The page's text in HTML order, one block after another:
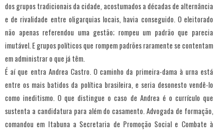
dos grupos tradicionais da cidade, acostumados a décadas de alternância
e de rivalidade entre oligarquias locais, havia conseguido. O eleitorado
não apenas referendou uma gestão; rompeu um padrão que parecia
imutável. E grupos políticos que rompem padrões raramente se contentam
em administrar o que já têm.
É aí que entra Andrea Castro. O caminho da primeira-dama à urna está
entre os mais batidos da política brasileira, e seria desonesto vendê-lo
como ineditismo. O que distingue o caso de Andrea é o currículo que
sustenta a candidatura para além do casamento. Advogada de formação,
comandou em Itabuna a Secretaria de Promoção Social e Combate à